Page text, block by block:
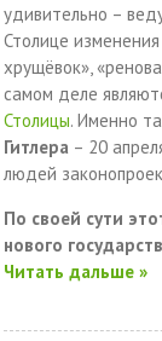
удивительно –
Столице
хрущёвок»,
самом деле
Столицы. Именно
Гитлера – 20
людей
По своей сути
нового
Читать дальше »